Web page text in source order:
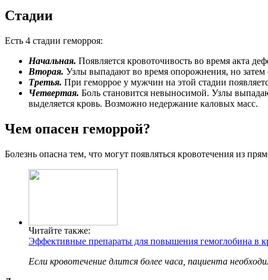
Стадии
Есть 4 стадии геморроя:
Начальная. Появляется кровоточивость во время акта
Вторая. Узлы выпадают во время опорожнения, но затем
Третья. При геморрое у мужчин на этой стадии
Четвертая. Боль становится невыносимой. Узлы
выделяется кровь. Возможно недержание каловых масс.
Чем опасен геморрой?
Болезнь опасна тем, что могут появляться кровотечения из
Читайте также:
Эффективные препараты для повышения гемоглобина в
Если кровотечение длится более часа, пациента